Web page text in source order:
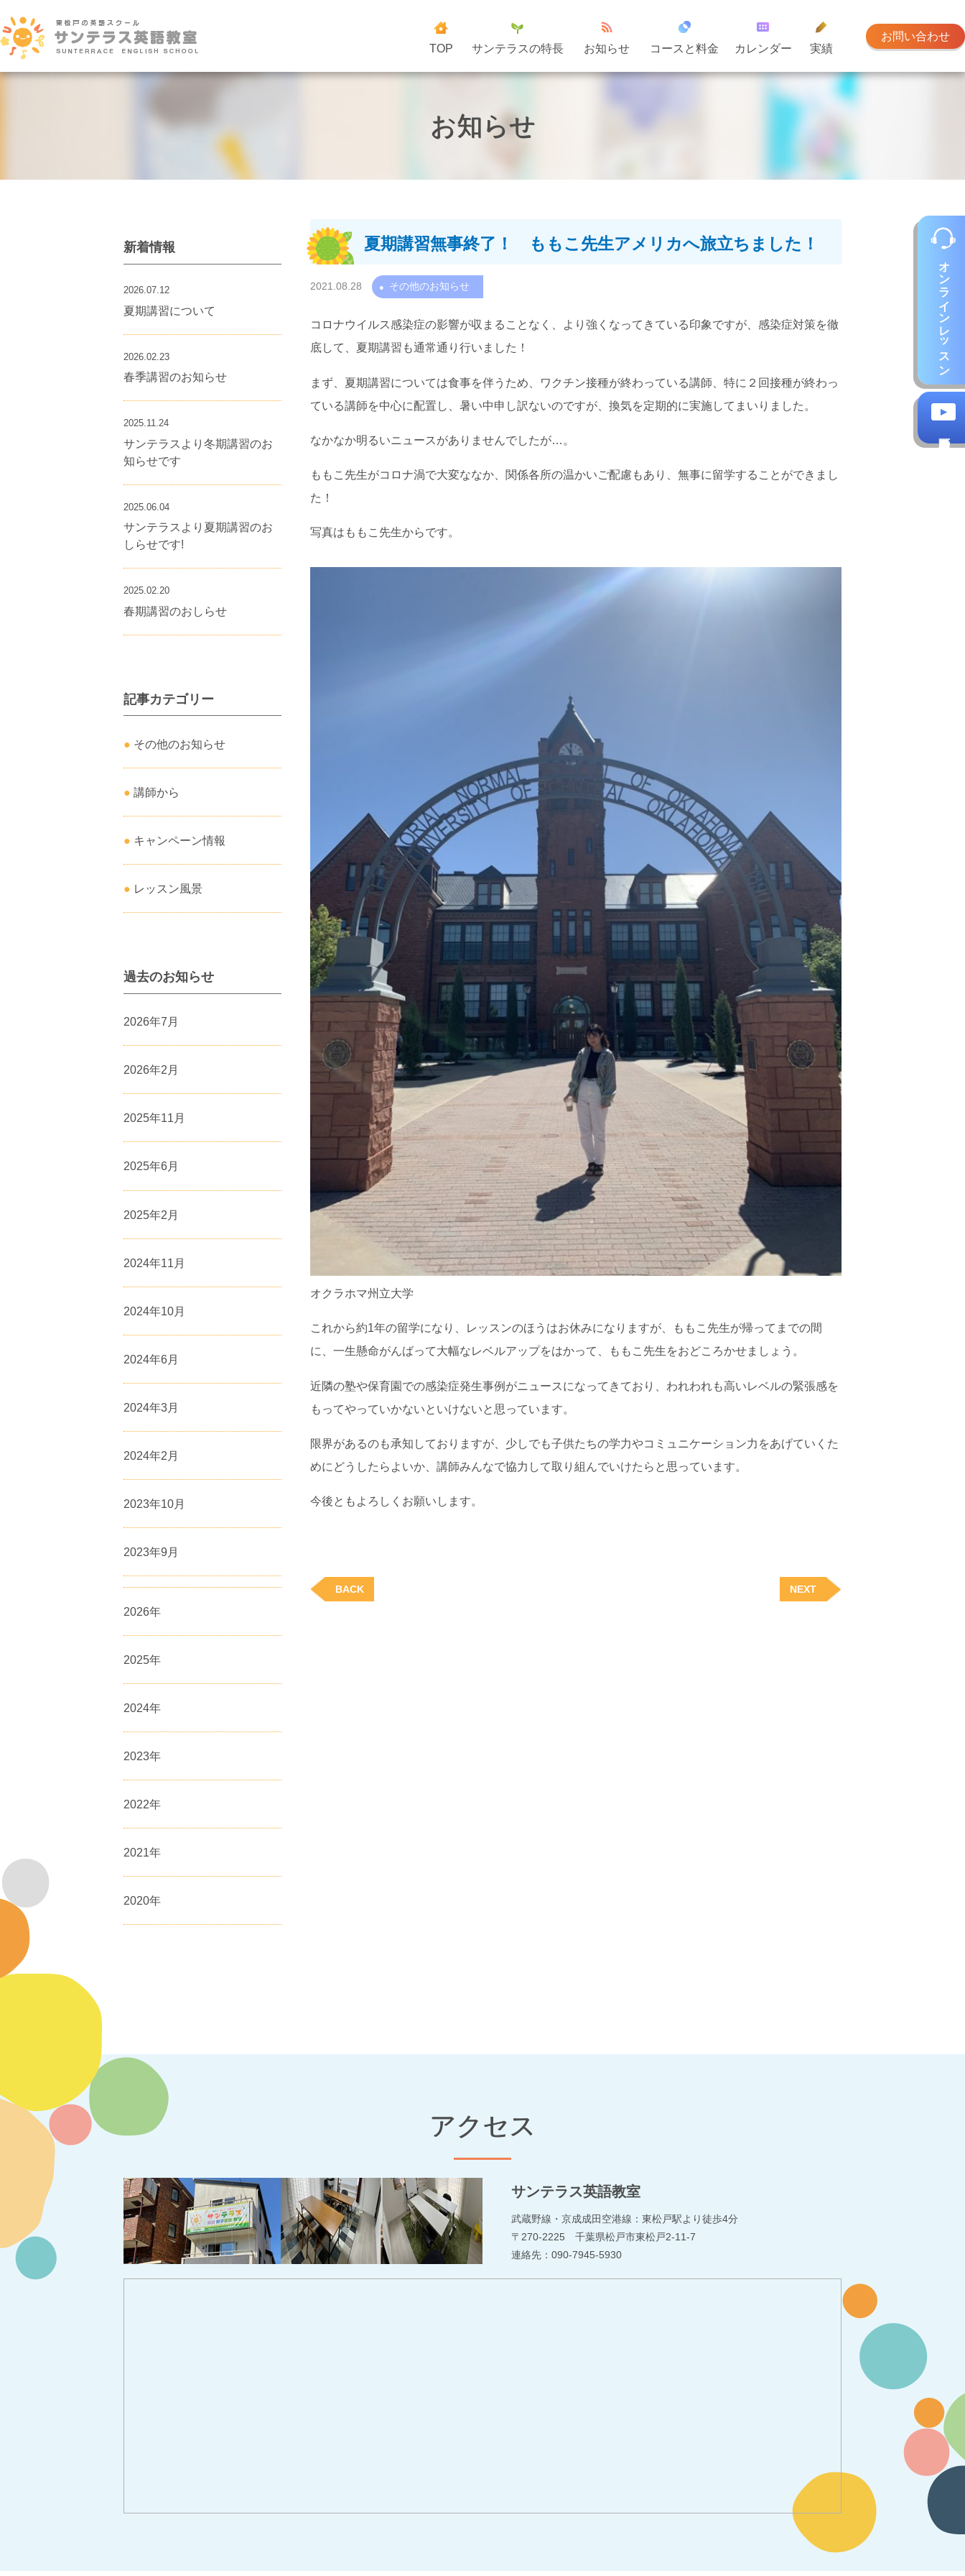
お問い合わせ
TOP
サンテラスの特長 お知らせ コースと料金 カレンダー 実績
オンラインレッスン
お知らせ
夏期講習無事終了！ ももこ先生アメリカへ旅立ちました！
2021.08.28 その他のお知らせ
コロナウイルス感染症の影響が収まることなく、より強くなってきている印象ですが、感染症対策を徹
底して、夏期講習も通常通り行いました！
まず、夏期講習については食事を伴うため、ワクチン接種が終わっている講師、特に２回接種が終わっ
ている講師を中心に配置し、暑い中申し訳ないのですが、換気を定期的に実施してまいりました。
なかなか明るいニュースがありませんでしたが…。
ももこ先生がコロナ渦で大変ななか、関係各所の温かいご配慮もあり、無事に留学することができまし
た！
写真はももこ先生からです。
オクラホマ州立大学
これから約1年の留学になり、レッスンのほうはお休みになりますが、ももこ先生が帰ってまでの間
に、一生懸命がんばって大幅なレベルアップをはかって、ももこ先生をおどころかせましょう。
近隣の塾や保育園での感染症発生事例がニュースになってきており、われわれも高いレベルの緊張感を
もってやっていかないといけないと思っています。
限界があるのも承知しておりますが、少しでも子供たちの学力やコミュニケーション力をあげていくた
めにどうしたらよいか、講師みんなで協力して取り組んでいけたらと思っています。
今後ともよろしくお願いします。
BACK NEXT
新着情報
2026.07.12
夏期講習について
2026.02.23
春季講習のお知らせ
2025.11.24
サンテラスより冬期講習のお
知らせです
2025.06.04
サンテラスより夏期講習のお
しらせです!
2025.02.20
春期講習のおしらせ
記事カテゴリー
その他のお知らせ
講師から
キャンペーン情報
レッスン風景
過去のお知らせ
2026年7月
2026年2月
2025年11月
2025年6月
2025年2月
2024年11月
2024年10月
2024年6月
2024年3月
2024年2月
2023年10月
2023年9月
2026年
2025年
2024年
2023年
2022年
2021年
2020年
アクセス
サンテラス英語教室
武蔵野線・京成成田空港線：東松戸駅より徒歩4分
〒270-2225 千葉県松戸市東松戸2-11-7
連絡先：090-7945-5930